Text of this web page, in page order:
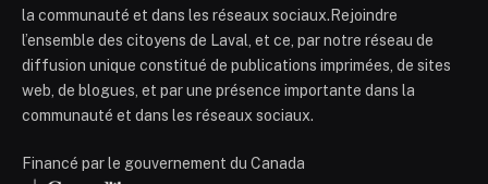
la communauté et dans les réseaux sociaux.Rejoindre
l’ensemble des citoyens de Laval, et ce, par notre réseau de
diffusion unique constitué de publications imprimées, de sites
web, de blogues, et par une présence importante dans la
communauté et dans les réseaux sociaux.
Financé par le gouvernement du Canada